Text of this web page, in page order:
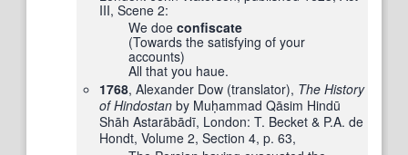
III, Scene 2:
We doeconfiscate
(Towards the satisfying of your
accounts)
All that you haue.
1768, Alexander Dow (translator), The History
of Hindostan by Muḥammad Qāsim Hindū
Shāh Astarābādī, London: T. Becket & P.A. de
Hondt, Volume 2, Section 4, p. 63,